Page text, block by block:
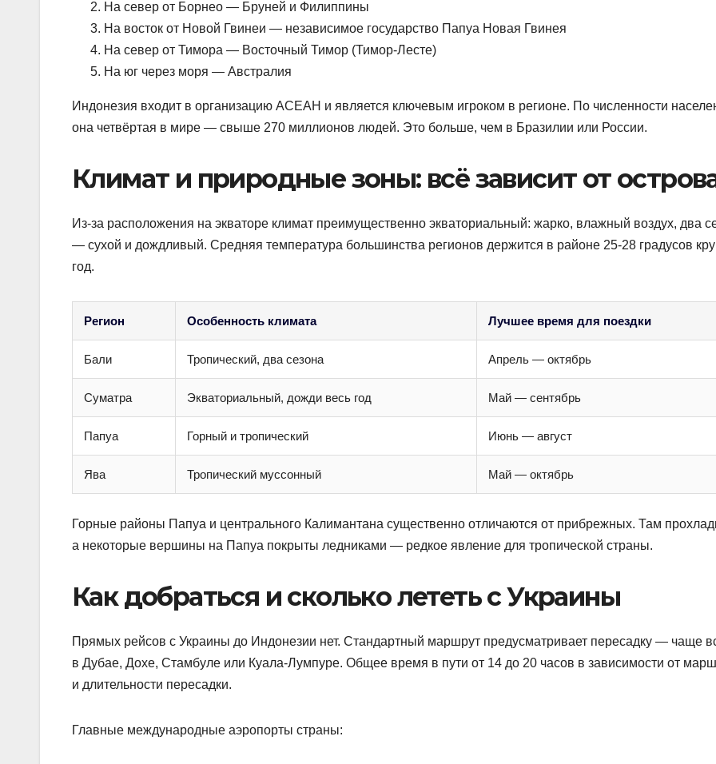
На север от Борнео — Бруней и Филиппины
На восток от Новой Гвинеи — независимое государство Папуа Новая Гвинея
На север от Тимора — Восточный Тимор (Тимор-Лесте)
На юг через моря — Австралия
Индонезия входит в организацию АСЕАН и является ключевым игроком в регионе. По численности
она четвёртая в мире — свыше 270 миллионов людей. Это больше, чем в Бразилии или России.
Климат и природные зоны: всё зависит от
Из-за расположения на экваторе климат преимущественно экваториальный: жарко, влажный воздух, два
— сухой и дождливый. Средняя температура большинства регионов держится в районе 25-28 градусов
год.
Регион Особенность климата Лучшее время для поездки
Бали Тропический, два сезона Апрель — октябрь
Суматра Экваториальный, дожди весь год Май — сентябрь
Папуа Горный и тропический Июнь — август
Ява Тропический муссонный Май — октябрь
Горные районы Папуа и центрального Калимантана существенно отличаются от прибрежных. Там
а некоторые вершины на Папуа покрыты ледниками — редкое явление для тропической страны.
Как добраться и сколько лететь с Украины
Прямых рейсов с Украины до Индонезии нет. Стандартный маршрут предусматривает пересадку — чаще
в Дубае, Дохе, Стамбуле или Куала-Лумпуре. Общее время в пути от 14 до 20 часов в зависимости от
и длительности пересадки.
Главные международные аэропорты страны: